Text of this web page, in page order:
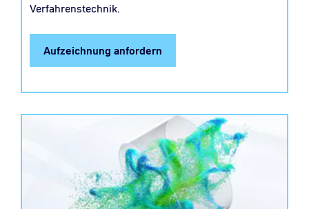
Verfahrenstechnik.
Aufzeichnung anfordern